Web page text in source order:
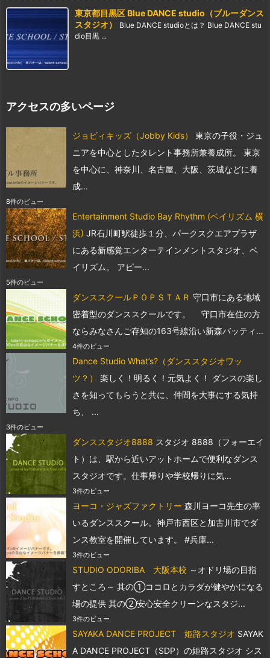
東京都目黒区 Blue DANCE studio（ブルーダンス
スタジオ）
Blue DANCE studioとは？ Blue DANCE stu
dio目黒 ...
アクセスの多いページ
ジョビィキッズ（Jobby Kids）
東京の子役・ジュ
ニアを中心としたタレント事務所兼養成所。 東京
を中心に、神奈川、名古屋、大阪、茨城などに養
成...
8件のビュー
Entertainment Studio Bay Rhythm (ベイリズム 横
浜) JR石川町駅徒歩１分、パークスクエアプラザ
にある新感覚エンターテインメントスタジオ、ベ
イリズム。 アピー...
5件のビュー
ダンススクールＰＯＰＳＴＡＲ 守口市にある地域
密着型のダンススクールです。 守口市在住の方
ならみなさんご存知の163号線沿い新森バッティ...
4件のビュー
Dance Studio What’s?（ダンススタジオワッ
ツ？）
楽しく！明るく！元気よく！ ダンスの楽し
さを知ってもらうと共に、仲間を大事にする気持
ち、 ...
3件のビュー
ダンススタジオ8888 スタジオ 8888（フォーエイ
ト）は、駅から近いアットホームで便利なダンス
スタジオです。仕事帰りや学校帰りに気...
3件のビュー
ヨーコ・ジャズファクトリー 森川ヨーコ先生の率
いるダンススクール。神戸市西区と加古川市でダ
ンス教室を開催しています。 #兵庫...
3件のビュー
STUDIO ODORIBA 大阪本校 ～オドリ場の目指
すところ～ 其の①ココロとカラダが健やかになる
場の提供 其の②安心安全クリーンなスタジ...
3件のビュー
SAYAKA DANCE PROJECT 姫路スタジオ SAYAK
A DANCE PROJECT（SDP）の姫路スタジオ シス